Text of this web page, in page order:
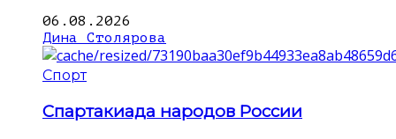
06.08.2026
Дина Столярова
Спорт
Спартакиада народов России